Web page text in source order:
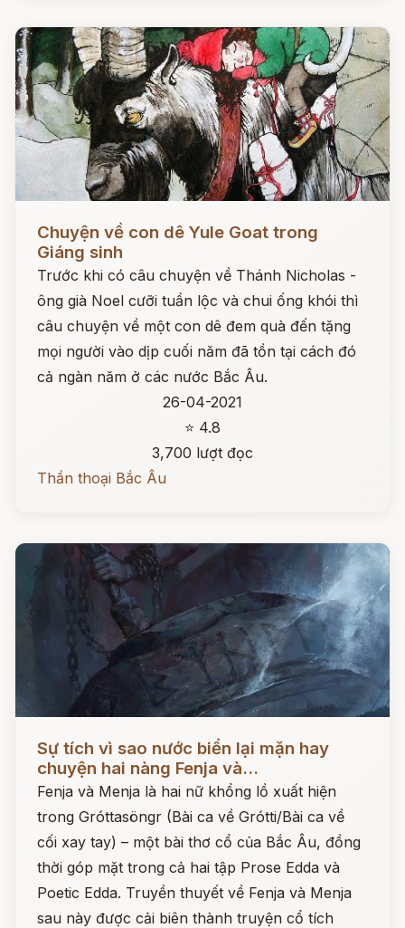
Chuyện về con dê Yule Goat trong
Giáng sinh
Trước khi có câu chuyện về Thánh Nicholas -
ông già Noel cưỡi tuần lộc và chui ống khói thì
câu chuyện về một con dê đem quà đến tặng
mọi người vào dịp cuối năm đã tồn tại cách đó
cả ngàn năm ở các nước Bắc Âu.
26-04-2021
⭐ 4.8
3,700 lượt đọc
Thần thoại Bắc Âu
Sự tích vì sao nước biển lại mặn hay
chuyện hai nàng Fenja và...
Fenja và Menja là hai nữ khổng lồ xuất hiện
trong Gróttasöngr (Bài ca về Grótti/Bài ca về
cối xay tay) – một bài thơ cổ của Bắc Âu, đồng
thời góp mặt trong cả hai tập Prose Edda và
Poetic Edda. Truyền thuyết về Fenja và Menja
sau này được cải biên thành truyện cổ tích